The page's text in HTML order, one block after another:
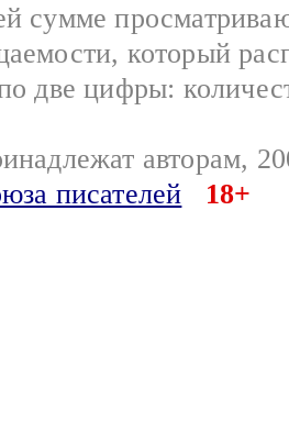
сумме
который
две цифры:
авторам,
писателей
18+